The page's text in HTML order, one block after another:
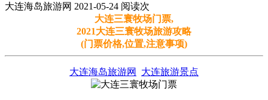
大连海岛旅游网 2021-05-24 阅读次
大连三寰牧场门票,
2021大连三寰牧场旅游攻略
(门票价格,位置,注意事项)
大连海岛旅游网 大连旅游景点